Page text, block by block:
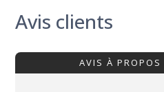
Avis clients
AVIS À